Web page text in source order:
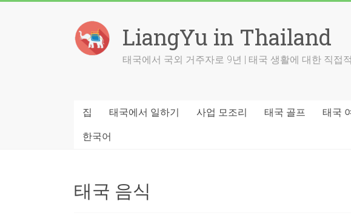
LiangYu in Thailand
태국에서 국외 거주자로 9년 | 태국 생활에 대한 직접
집 태국에서 일하기 사업 모조리 태국 골프 태국
한국어
태국 음식